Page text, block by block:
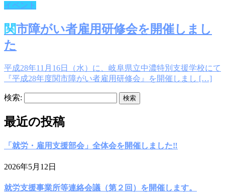
イベント
関市障がい者雇用研修会を開催しまし
た
平成28年11月16日（水）に、岐阜県立中濃特別支援学校にて
『平成28年度関市障がい者雇用研修会』を開催しまし […]
検索:
最近の投稿
「就労・雇用支援部会」全体会を開催しました‼
2026年5月12日
就労支援事業所等連絡会議（第２回）を開催します。